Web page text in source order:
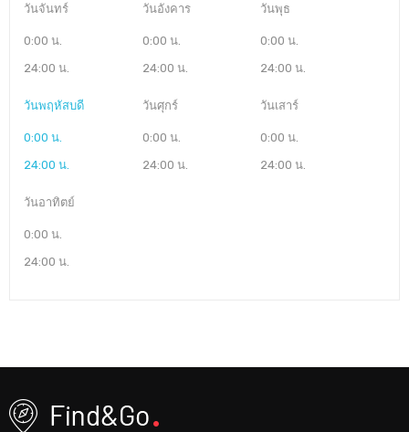
วันจันทร์
0:00 น.
24:00 น.
วันอังคาร
0:00 น.
24:00 น.
วันพุธ
0:00 น.
24:00 น.
วันพฤหัสบดี
0:00 น.
24:00 น.
วันศุกร์
0:00 น.
24:00 น.
วันเสาร์
0:00 น.
24:00 น.
วันอาทิตย์
0:00 น.
24:00 น.